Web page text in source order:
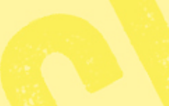
ska bli